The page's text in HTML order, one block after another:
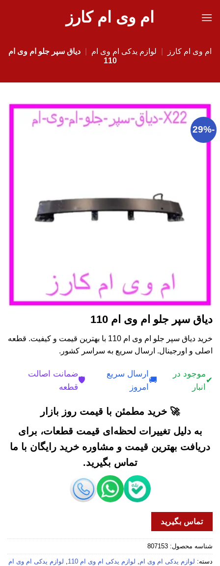
ام وی ام کارز
ام وی ام کارز لوازم یدکی ام وی ام
دیاق سپر جلو ام وی ام
110
-29%
دیاق سپر جلو ام وی ام 110
خرید دیاق سپر جلو ام وی ام 110 با بهترین قیمت و کیفیت. قطعه
اصلی و اورجینال. ارسال سریع به سراسر کشور.
✔
موجود در
انبار
🚚
ارسال سریع
امروز
🛡️
ضمانت اصالت
قطعه
🚀 خرید مطمئن با قیمت روز بازار
به دلیل تغییرات لحظه‌ای قیمت قطعات، برای
دریافت بهترین قیمت و مشاوره خرید رایگان با ما
تماس بگیرید.
تماس بگیرید
شناسه محصول: 807153
دسته: لوازم یدکی ام وی ام, لوازم یدکی ام وی ام 110 , لوازم یدکی ام وی ام